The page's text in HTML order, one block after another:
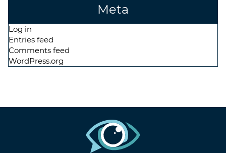
Meta
Log in
Entries feed
Comments feed
WordPress.org